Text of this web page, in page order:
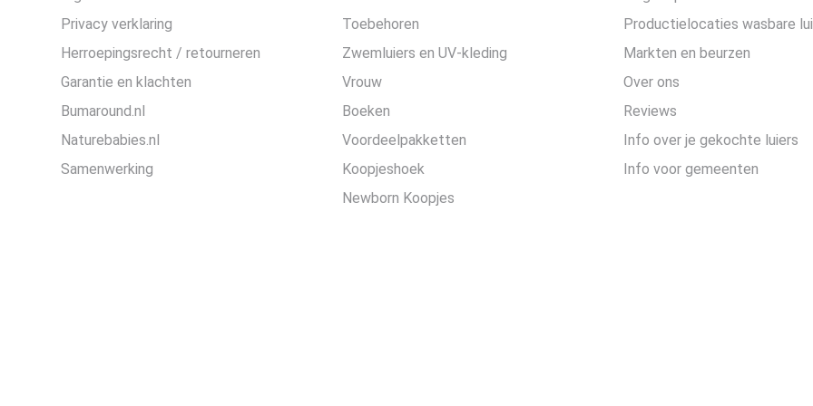
Privacy verklaring
Herroepingsrecht / retourneren
Garantie en klachten
Bumaround.nl
Naturebabies.nl
Samenwerking
Toebehoren
Zwemluiers en UV-kleding
Vrouw
Boeken
Voordeelpakketten
Koopjeshoek
Newborn Koopjes
Productielocaties wasbare
Markten en beurzen
Over ons
Reviews
Info over je gekochte luiers
Info voor gemeenten